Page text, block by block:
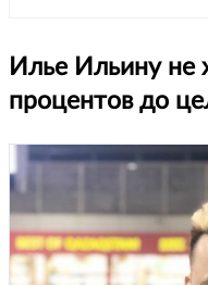
Илье Ильину не
процентов до